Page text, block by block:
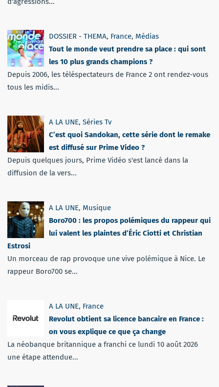
DOSSIER - THEMA, France, Médias
Tout le monde veut prendre sa place : qui sont
les 10 plus grands champions ?
Depuis 2006, les téléspectateurs de France 2 ont rendez-vous
tous les midis...
A LA UNE, Séries Tv
C’est quoi Sandokan, cette série dont le remake
est diffusé sur Prime Video ?
Depuis quelques jours, Prime Vidéo s'est lancé dans la
diffusion de la vers...
A LA UNE, Musique
Boro700 : les propos polémiques du rappeur qui
lui valent les plaintes d’Éric Ciotti et Christian
Estrosi
Un morceau de rap provoque une vive polémique à Nice. Le
rappeur Boro700 se...
A LA UNE, France
Revolut obtient sa licence bancaire en France :
on vous explique ce que ça change
La néobanque britannique a franchi ce lundi 10 août 2026
une étape attendue...